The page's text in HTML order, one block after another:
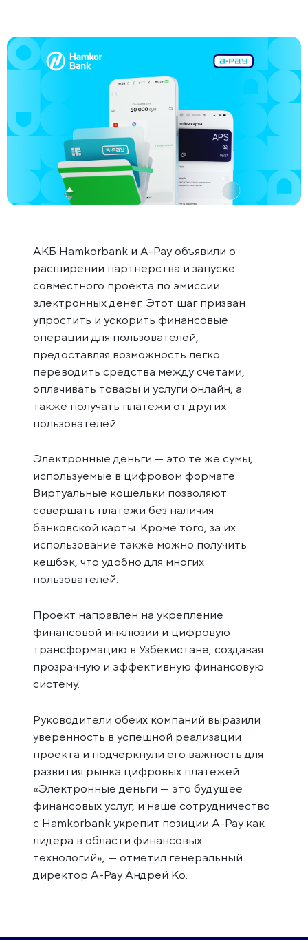
АКБ Hamkorbank и A-Pay объявили о
расширении партнерства и запуске
совместного проекта по эмиссии
электронных денег. Этот шаг призван
упростить и ускорить финансовые
операции для пользователей,
предоставляя возможность легко
переводить средства между счетами,
оплачивать товары и услуги онлайн, а
также получать платежи от других
пользователей.
Электронные деньги — это те же сумы,
используемые в цифровом формате.
Виртуальные кошельки позволяют
совершать платежи без наличия
банковской карты. Кроме того, за их
использование также можно получить
кешбэк, что удобно для многих
пользователей.
Проект направлен на укрепление
финансовой инклюзии и цифровую
трансформацию в Узбекистане, создавая
прозрачную и эффективную финансовую
систему.
Руководители обеих компаний выразили
уверенность в успешной реализации
проекта и подчеркнули его важность для
развития рынка цифровых платежей.
«Электронные деньги — это будущее
финансовых услуг, и наше сотрудничество
с Hamkorbank укрепит позиции A-Pay как
лидера в области финансовых
технологий», — отметил генеральный
директор A-Pay Андрей Ко.